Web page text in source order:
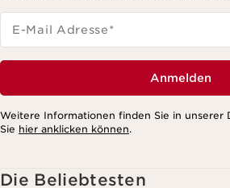
E-Mail Adresse*
Anmelden
Weitere Informationen finden Sie in unserer
Sie hier anklicken können.
Die Beliebtesten